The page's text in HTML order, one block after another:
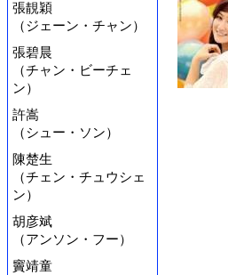
張靚穎
（ジェーン・チャン）
張碧晨
（チャン・ビーチェ
ン）
許嵩
（シュー・ソン）
陳楚生
（チェン・チュウシェ
ン）
胡彦斌
（アンソン・フー）
竇靖童